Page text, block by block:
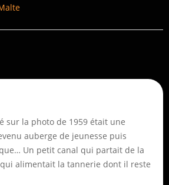
sur la photo de 1959 était une
auberge de jeunesse puis
Un petit canal qui partait de la
alimentait la tannerie dont il reste